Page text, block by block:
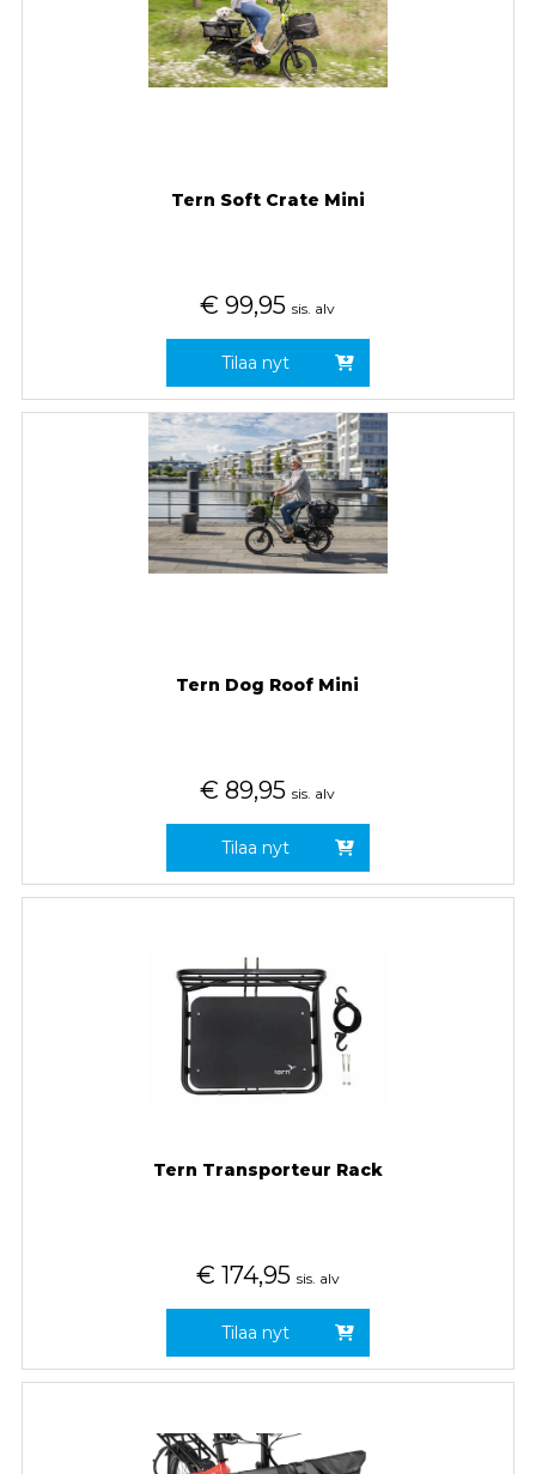
Tern Soft Crate Mini
€ 99,95 sis. alv
Tilaa nyt
Tern Dog Roof Mini
€ 89,95 sis. alv
Tilaa nyt
Tern Transporteur Rack
€ 174,95 sis. alv
Tilaa nyt